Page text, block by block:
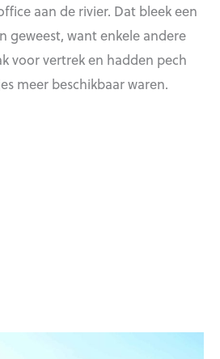
aan de rivier. Dat bleek een
geweest, want enkele andere
voor vertrek en hadden pech
meer beschikbaar waren.